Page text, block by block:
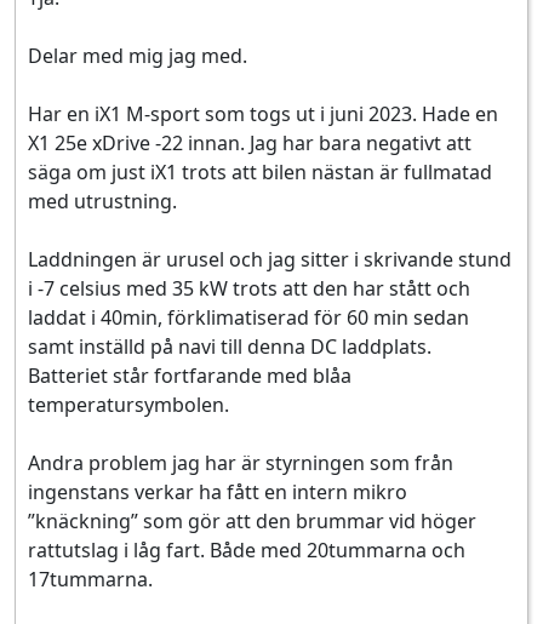
Delar med mig jag med.
Har en iX1 M-sport som togs ut i juni 2023. Hade en
X1 25e xDrive -22 innan. Jag har bara negativt att
säga om just iX1 trots att bilen nästan är fullmatad
med utrustning.
Laddningen är urusel och jag sitter i skrivande stund
i -7 celsius med 35 kW trots att den har stått och
laddat i 40min, förklimatiserad för 60 min sedan
samt inställd på navi till denna DC laddplats.
Batteriet står fortfarande med blåa
temperatursymbolen.
Andra problem jag har är styrningen som från
ingenstans verkar ha fått en intern mikro
”knäckning” som gör att den brummar vid höger
rattutslag i låg fart. Både med 20tummarna och
17tummarna.